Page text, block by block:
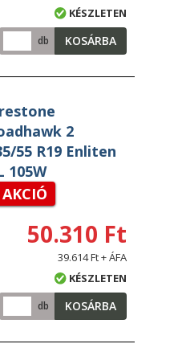
KÉSZLETEN
db KOSÁRBA
2
55 R19 Enliten
105W
AKCIÓ
50.310 Ft
39.614 Ft + ÁFA
KÉSZLETEN
db KOSÁRBA